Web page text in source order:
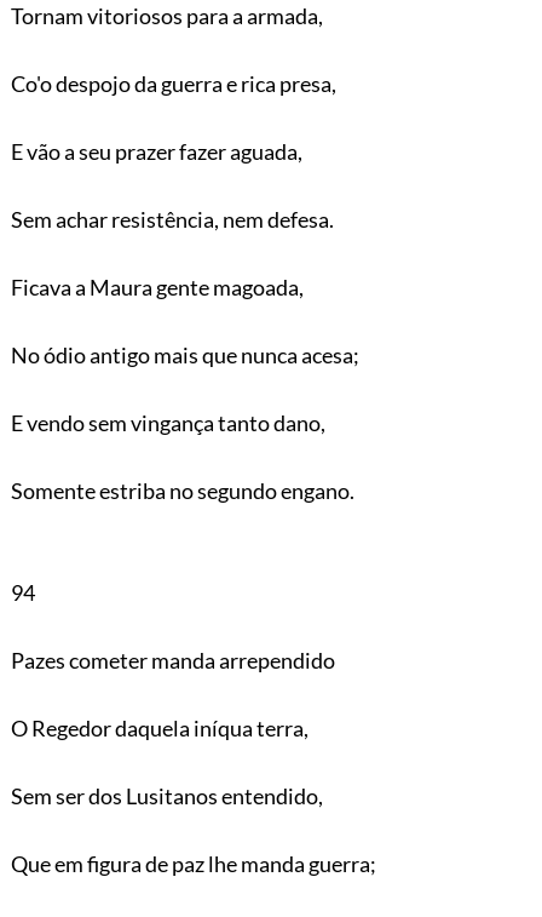
Tornam vitoriosos para a armada,
Co'o despojo da guerra e rica presa,
E vão a seu prazer fazer aguada,
Sem achar resistência, nem defesa.
Ficava a Maura gente magoada,
No ódio antigo mais que nunca acesa;
E vendo sem vingança tanto dano,
Somente estriba no segundo engano.
94
Pazes cometer manda arrependido
O Regedor daquela iníqua terra,
Sem ser dos Lusitanos entendido,
Que em figura de paz lhe manda guerra;